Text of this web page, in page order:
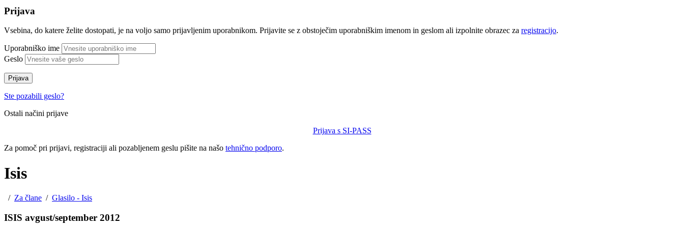
Prijava
Vsebina, do katere želite dostopati, je na voljo samo prijavljenim uporabnikom. Prijavite se z obstoječim uporabniškim imenom in geslom ali izpolnite obrazec za registracijo.
Uporabniško ime
Geslo
Prijava
Ste pozabili geslo?
Ostali načini prijave
Prijava s SI-PASS
Za pomoč pri prijavi, registraciji ali pozabljenem geslu pišite na našo tehnično podporo.
Isis
/ Za člane / Glasilo - Isis
ISIS avgust/september 2012